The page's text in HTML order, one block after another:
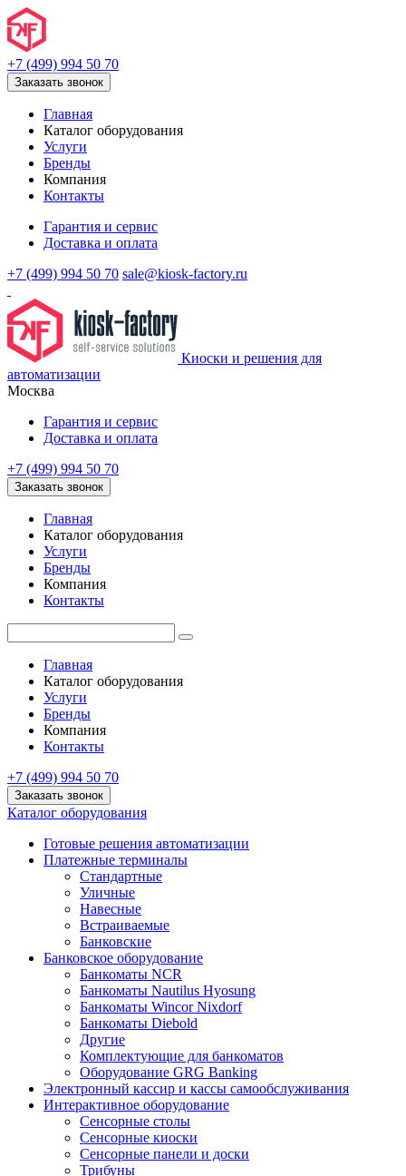
+7 (499) 994 50 70
Заказать звонок
Главная
Каталог оборудования
Услуги
Бренды
Компания
Контакты
Гарантия и сервис
Доставка и оплата
+7 (499) 994 50 70 sale@kiosk-factory.ru
Киоски и решения для
автоматизации
Москва
Гарантия и сервис
Доставка и оплата
+7 (499) 994 50 70
Заказать звонок
Главная
Каталог оборудования
Услуги
Бренды
Компания
Контакты
Главная
Каталог оборудования
Услуги
Бренды
Компания
Контакты
+7 (499) 994 50 70
Заказать звонок
Каталог оборудования
Готовые решения автоматизации
Платежные терминалы
Стандартные
Уличные
Навесные
Встраиваемые
Банковские
Банковское оборудование
Банкоматы NCR
Банкоматы Nautilus Hyosung
Банкоматы Wincor Nixdorf
Банкоматы Diebold
Другие
Комплектующие для банкоматов
Оборудование GRG Banking
Электронный кассир и кассы самообслуживания
Интерактивное оборудование
Сенсорные столы
Сенсорные киоски
Сенсорные панели и доски
Трибуны